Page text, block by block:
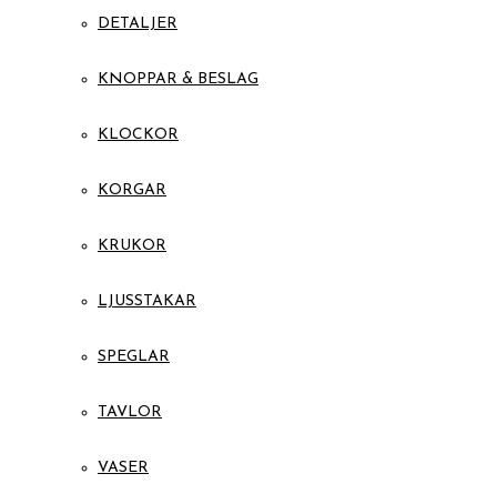
DETALJER
KNOPPAR & BESLAG
KLOCKOR
KORGAR
KRUKOR
LJUSSTAKAR
SPEGLAR
TAVLOR
VASER